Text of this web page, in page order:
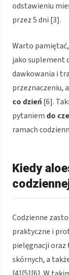
odstawieniu
przez 5 dni [3].
Warto
jako suplement
dawkowania i
przeznaczeniu,
co dzień[6].
pytaniem do
ramach
Kiedy
Codzienne
praktyczne i
pielęgnacji oraz
skórnych, a